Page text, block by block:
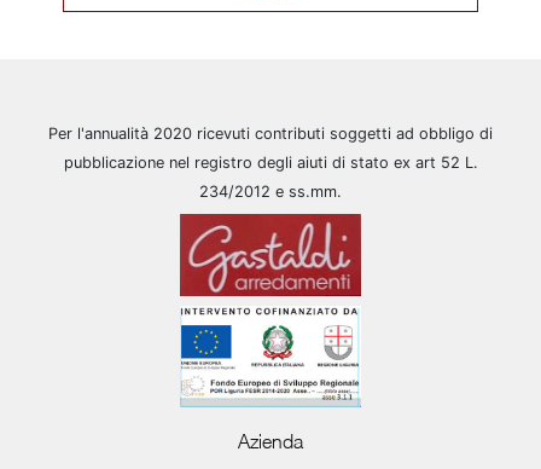
Per l'annualità 2020 ricevuti contributi soggetti ad obbligo di
pubblicazione nel registro degli aiuti di stato ex art 52 L.
234/2012 e ss.mm.
Azienda